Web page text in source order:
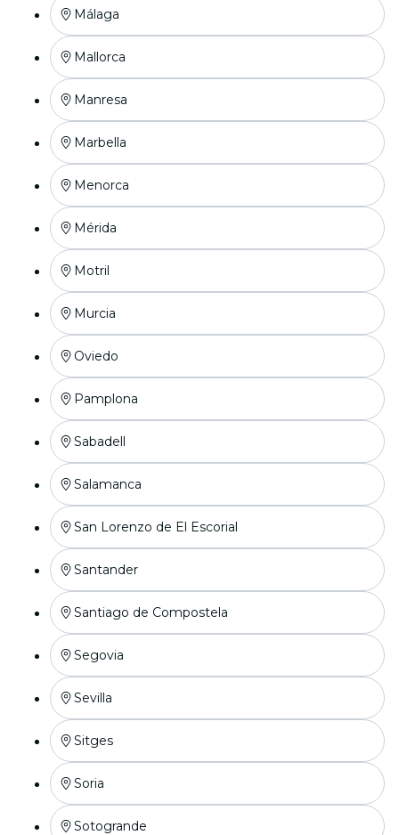
Málaga
Mallorca
Manresa
Marbella
Menorca
Mérida
Motril
Murcia
Oviedo
Pamplona
Sabadell
Salamanca
San Lorenzo de El Escorial
Santander
Santiago de Compostela
Segovia
Sevilla
Sitges
Soria
Sotogrande